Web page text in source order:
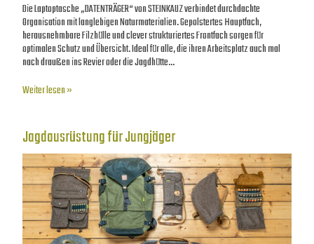
Die Laptoptasche „DATENTRÄGER“ von STEINKAUZ verbindet durchdachte
Organisation mit langlebigen Naturmaterialien. Gepolstertes Hauptfach,
herausnehmbare Filzhülle und clever strukturiertes Frontfach sorgen für
optimalen Schutz und Übersicht. Ideal für alle, die ihren Arbeitsplatz auch mal
nach draußen ins Revier oder die Jagdhütte…
Weiter lesen »
Jagdausrüstung für Jungjäger